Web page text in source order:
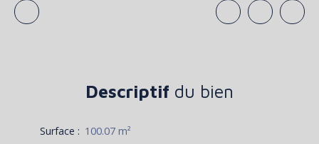
Descriptif du bien
Surface : 100.07 m²